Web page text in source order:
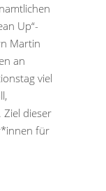
Up“-
Martin
an
viel
dieser
für